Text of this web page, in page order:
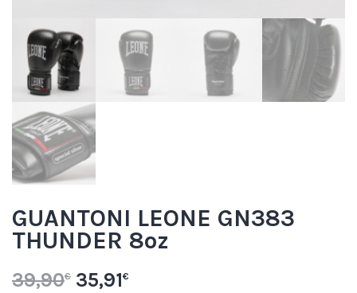
GUANTONI LEONE GN383
THUNDER 8oz
39,90€ 35,91€